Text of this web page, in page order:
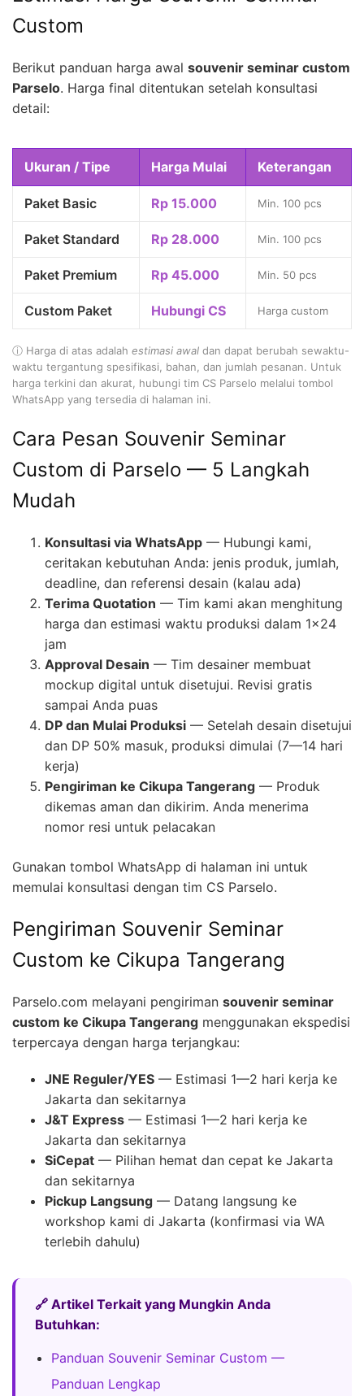
Custom
Berikut panduan harga awal souvenir seminar custom
Parselo. Harga final ditentukan setelah konsultasi
detail:
Ukuran / Tipe Harga Mulai Keterangan
Paket Basic Rp 15.000 Min. 100 pcs
Paket Standard Rp 28.000 Min. 100 pcs
Paket Premium Rp 45.000 Min. 50 pcs
Custom Paket Hubungi CS Harga custom
ⓘ Harga di atas adalah estimasi awal dan dapat berubah sewaktu-
waktu tergantung spesifikasi, bahan, dan jumlah pesanan. Untuk
harga terkini dan akurat, hubungi tim CS Parselo melalui tombol
WhatsApp yang tersedia di halaman ini.
Cara Pesan Souvenir Seminar
Custom di Parselo — 5 Langkah
Mudah
Konsultasi via WhatsApp — Hubungi kami,
ceritakan kebutuhan Anda: jenis produk, jumlah,
deadline, dan referensi desain (kalau ada)
Terima Quotation — Tim kami akan menghitung
harga dan estimasi waktu produksi dalam 1×24
jam
Approval Desain — Tim desainer membuat
mockup digital untuk disetujui. Revisi gratis
sampai Anda puas
DP dan Mulai Produksi — Setelah desain disetujui
dan DP 50% masuk, produksi dimulai (7—14 hari
kerja)
Pengiriman ke Cikupa Tangerang — Produk
dikemas aman dan dikirim. Anda menerima
nomor resi untuk pelacakan
Gunakan tombol WhatsApp di halaman ini untuk
memulai konsultasi dengan tim CS Parselo.
Pengiriman Souvenir Seminar
Custom ke Cikupa Tangerang
Parselo.com melayani pengiriman souvenir seminar
custom ke Cikupa Tangerang menggunakan ekspedisi
terpercaya dengan harga terjangkau:
JNE Reguler/YES — Estimasi 1—2 hari kerja ke
Jakarta dan sekitarnya
J&T Express — Estimasi 1—2 hari kerja ke
Jakarta dan sekitarnya
SiCepat — Pilihan hemat dan cepat ke Jakarta
dan sekitarnya
Pickup Langsung — Datang langsung ke
workshop kami di Jakarta (konfirmasi via WA
terlebih dahulu)
🔗 Artikel Terkait yang Mungkin Anda
Butuhkan:
Panduan Souvenir Seminar Custom —
Panduan Lengkap